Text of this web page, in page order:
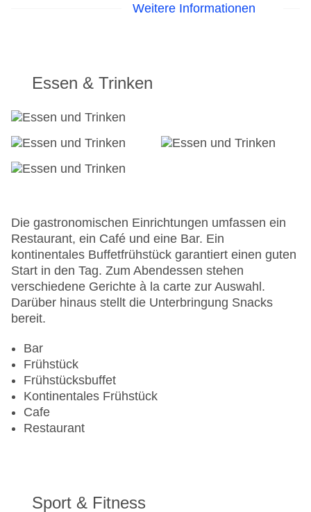
Check-out bis: 12:00:00
Konferenzraum
Hotelsafe
WLAN/WiFi im Hotel
Lift
Anzahl der Aufzüge: 2
Haustiere: gegen Gebühr
Zimmerservice
Sonnenterrasse
Gesamtanzahl der Stockwerke: 5
Gesamtanzahl der Zimmer: 190
Zahlungsarten: EC Maestro, Mastercard
Weitere Informationen
Essen & Trinken
Die gastronomischen Einrichtungen umfassen ein
Restaurant, ein Café und eine Bar. Ein
kontinentales Buffetfrühstück garantiert einen guten
Start in den Tag. Zum Abendessen stehen
verschiedene Gerichte à la carte zur Auswahl.
Darüber hinaus stellt die Unterbringung Snacks
bereit.
Bar
Frühstück
Frühstücksbuffet
Kontinentales Frühstück
Cafe
Restaurant
Sport & Fitness